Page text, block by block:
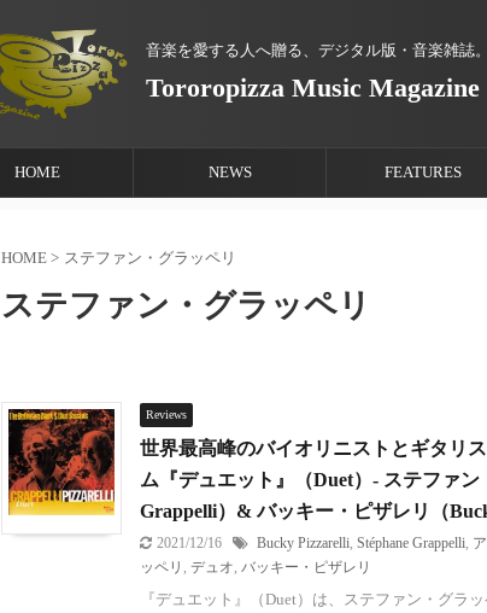
音楽を愛する人へ贈る、デジタル版・音楽雑誌。
Tororopizza Music Magazine
HOME NEWS FEATURES
HOME > ステファン・グラッペリ
ステファン・グラッペリ
Reviews
世界最高峰のバイオリニストとギタリ
ム『デュエット』（Duet）- ステファン
Grappelli）& バッキー・ピザレリ（
2021/12/16 Bucky Pizzarelli Stéphane Grappelli
ッペリ
デュオ バッキー・ピザレリ
『デュエット』（Duet）は、ステファン・グラ